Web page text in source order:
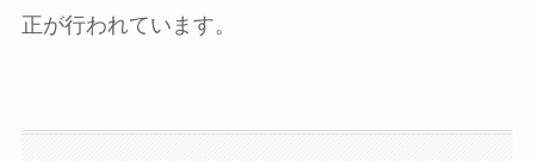
正が行われています。